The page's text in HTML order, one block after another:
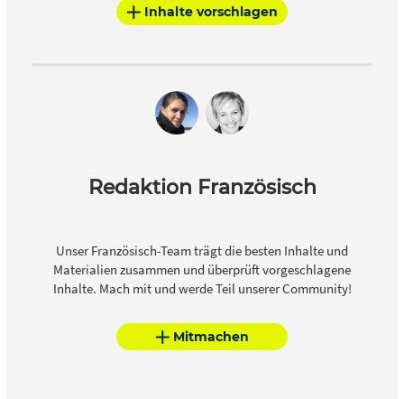
Inhalte vorschlagen
Redaktion Französisch
Unser Französisch-Team trägt die besten Inhalte und
Materialien zusammen und überprüft vorgeschlagene
Inhalte. Mach mit und werde Teil unserer Community!
Mitmachen